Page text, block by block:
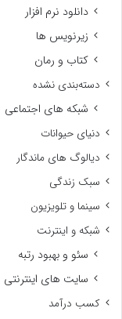
دانلود نرم افزار
زیرنویس ها
کتاب و رمان
دسته‌بندی نشده
شبکه های اجتماعی
دنیای حیوانات
دیالوگ های ماندگار
سبک زندگی
سینما و تلویزیون
شبکه و اینترنت
سئو و بهبود رتبه
سایت های اینترنتی
کسب درآمد